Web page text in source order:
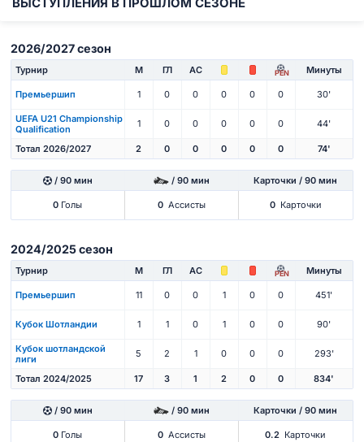
ВЫСТУПЛЕНИЯ В ПРОШЛОМ СЕЗОНЕ
2026/2027 сезон
Турнир М ГЛ АС PEN Минуты
Премьершип 1 0 0 0 0 0 30'
UEFA U21 Championship
Qualification
1 0 0 0 0 0 44'
Тотал 2026/2027 2 0 0 0 0 0 74'
/ 90 мин / 90 мин Карточки / 90 мин
0 Голы 0 Ассисты 0 Карточки
2024/2025 сезон
Турнир М ГЛ АС PEN Минуты
Премьершип 11 0 0 1 0 0 451'
Кубок Шотландии 1 1 0 1 0 0 90'
Кубок шотландской
лиги
5 2 1 0 0 0 293'
Тотал 2024/2025 17 3 1 2 0 0 834'
/ 90 мин / 90 мин Карточки / 90 мин
0 Голы 0 Ассисты 0.2 Карточки